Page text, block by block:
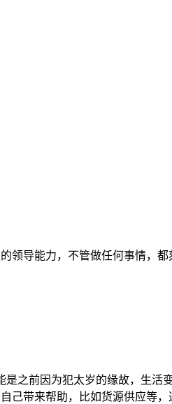
导能力，不管做任何事情，都
前因为犯太岁的缘故，生活
己带来帮助，比如货源供应等